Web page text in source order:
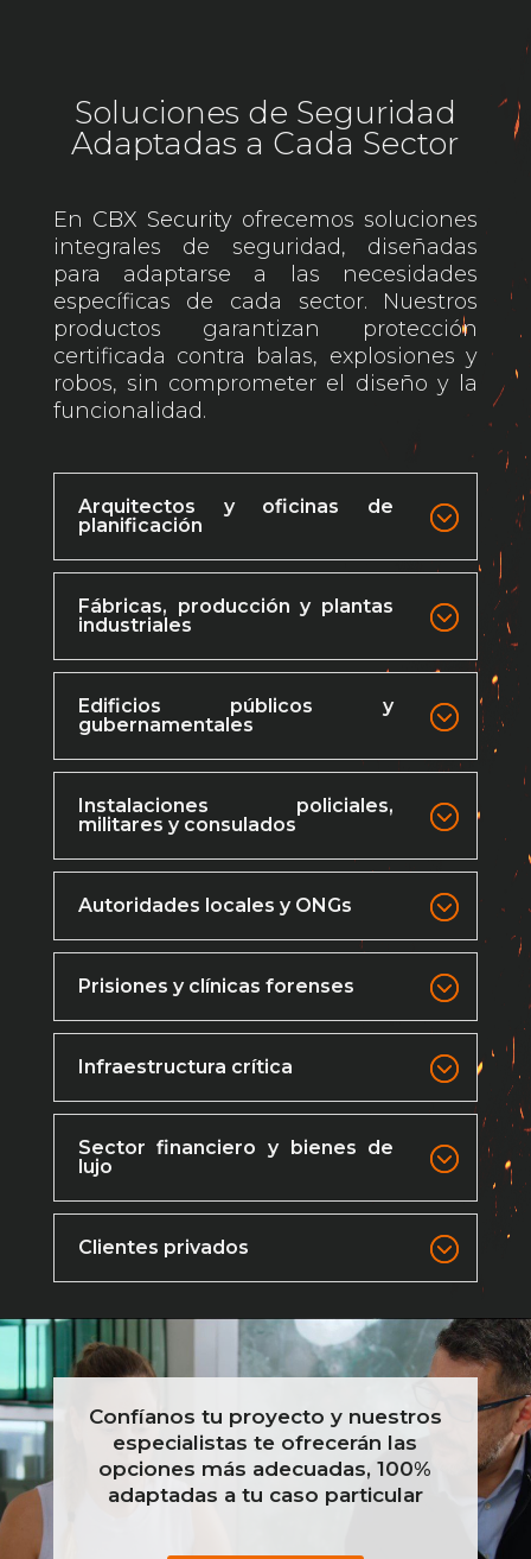
Soluciones de Seguridad
Adaptadas a Cada Sector
En CBX Security ofrecemos soluciones
integrales de seguridad, diseñadas
para adaptarse a las necesidades
específicas de cada sector. Nuestros
productos garantizan protección
certificada contra balas, explosiones y
robos, sin comprometer el diseño y la
funcionalidad.
Arquitectos y oficinas de
planificación
Fábricas, producción y plantas
industriales
Edificios públicos y
gubernamentales
Instalaciones policiales,
militares y consulados
Autoridades locales y ONGs
Prisiones y clínicas forenses
Infraestructura crítica
Sector financiero y bienes de
lujo
Clientes privados
Confíanos tu proyecto y nuestros
especialistas te ofrecerán las
opciones más adecuadas, 100%
adaptadas a tu caso particular